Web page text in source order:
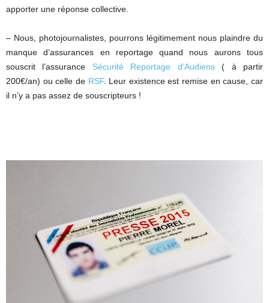
apporter une réponse collective.
– Nous, photojournalistes, pourrons légitimement nous plaindre du
manque d’assurances en reportage quand nous aurons tous
souscrit l’assurance Sécurité Reportage d’Audiens( à partir
200€/an) ou celle de RSF. Leur existence est remise en cause, car
il n’y a pas assez de souscripteurs !